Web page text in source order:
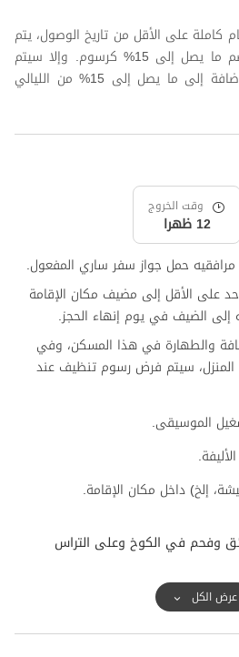
إلغاء الحجز قبل 3 أيام كاملة على الأقل من تاريخ الوصول، يتم
إعادة المبلغ للضيف بعد خصم ما يصل إلى 15% كرسوم. وإلا سيتم
خصم أجرة الليلة الأولى بالإضافة إلى ما يصل إلى 15% من الليالي
وقت الخروج
12 ظهرا
حمل جواز سفر ساري المفعول.
على الأقل إلى مضيف مكان الإقامة
الضيف في يوم إنهاء الحجز.
والطهارة في هذا المسكن، وفي
المنزل، سيتم فرض رسوم تنظيف عند
الموسيقى.
إلخ) داخل مكان الإقامة.
وفحم في الكوخ وعلى التراس
عرض الكل